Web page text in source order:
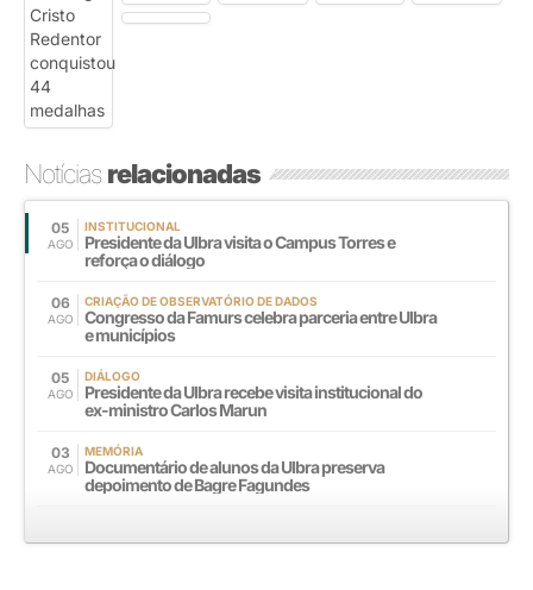
Notíciasrelacionadas
05
AGO
INSTITUCIONAL
Presidente da Ulbra visita o Campus Torres e
reforça o diálogo
06
AGO
CRIAÇÃO DE OBSERVATÓRIO DE DADOS
Congresso da Famurs celebra parceria entre Ulbra
e municípios
05
AGO
DIÁLOGO
Presidente da Ulbra recebe visita institucional do
ex-ministro Carlos Marun
03
AGO
MEMÓRIA
Documentário de alunos da Ulbra preserva
depoimento de Bagre Fagundes